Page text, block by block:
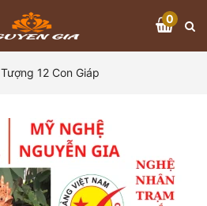
0
Tượng 12 Con Giáp